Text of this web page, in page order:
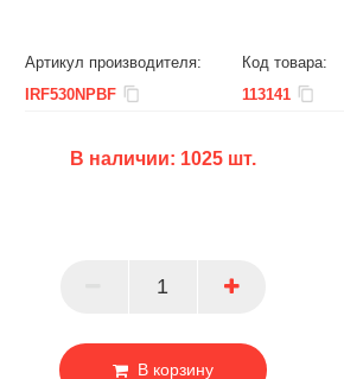
Артикул производителя:
IRF530NPBF
Код товара:
113141
В наличии: 1025 шт.
В корзину